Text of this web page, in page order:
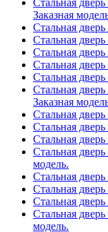
Стальная
Заказная
Стальная дверь
Стальная
Стальная
Стальная
Стальная
Стальная
Заказная
Стальная
Стальная
Стальная
Стальная
модель.
Стальная
Стальная
Стальная
Стальная
модель.